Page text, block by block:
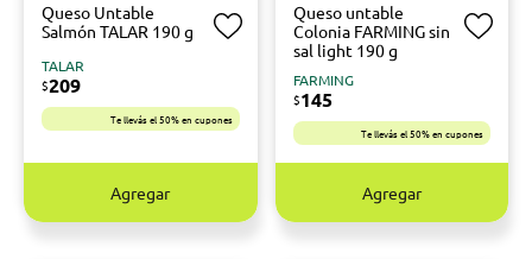
Queso Untable
Salmón TALAR 190 g
TALAR
$209
Te llevás el 50% en cupones
Agregar
Queso untable
Colonia FARMING sin
sal light 190 g
FARMING
$145
Te llevás el 50% en cupones
Agregar